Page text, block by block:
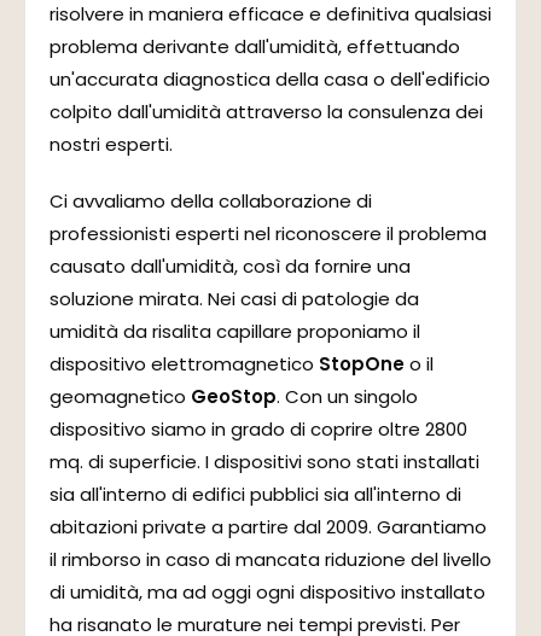
risolvere in maniera efficace e definitiva qualsiasi
problema derivante dall'umidità, effettuando
un'accurata diagnostica della casa o dell'edificio
colpito dall'umidità attraverso la consulenza dei
nostri esperti.
Ci avvaliamo della collaborazione di
professionisti esperti nel riconoscere il problema
causato dall'umidità, così da fornire una
soluzione mirata. Nei casi di patologie da
umidità da risalita capillare proponiamo il
dispositivo elettromagnetico StopOneo il
geomagnetico GeoStop. Con un singolo
dispositivo siamo in grado di coprire oltre 2800
mq. di superficie. I dispositivi sono stati installati
sia all'interno di edifici pubblici sia all'interno di
abitazioni private a partire dal 2009. Garantiamo
il rimborso in caso di mancata riduzione del livello
di umidità, ma ad oggi ogni dispositivo installato
ha risanato le murature nei tempi previsti. Per